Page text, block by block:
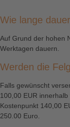
Wie lange
Auf Grund der hohen
Werktagen dauern.
Werden die
Falls gewünscht
100,00 EUR
Kostenpunkt 140,00
250.00 Euro.